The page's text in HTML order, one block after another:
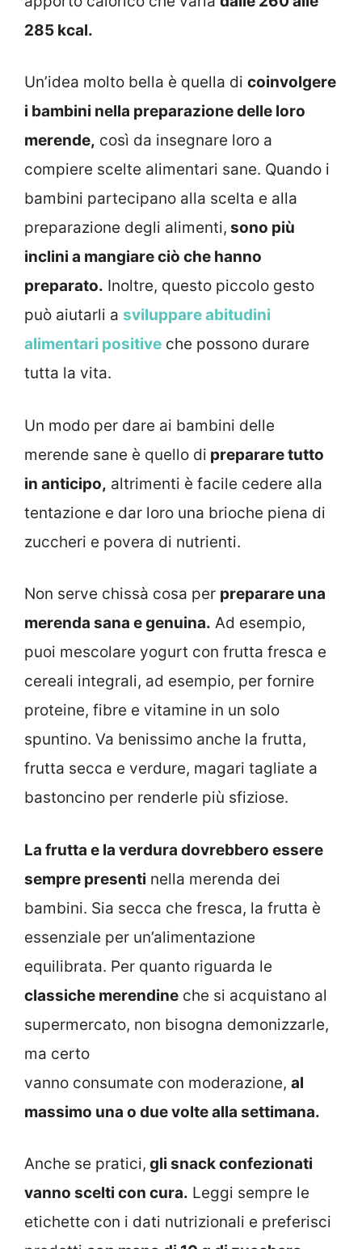
285 kcal.
Un’idea molto bella è quella di coinvolgere
i bambini nella preparazione delle loro
merende, così da insegnare loro a
compiere scelte alimentari sane. Quando i
bambini partecipano alla scelta e alla
preparazione degli alimenti, sono più
inclini a mangiare ciò che hanno
preparato. Inoltre, questo piccolo gesto
può aiutarli a sviluppare abitudini
alimentari positive che possono durare
tutta la vita.
Un modo per dare ai bambini delle
merende sane è quello di preparare tutto
in anticipo, altrimenti è facile cedere alla
tentazione e dar loro una brioche piena di
zuccheri e povera di nutrienti.
Non serve chissà cosa per preparare una
merenda sana e genuina. Ad esempio,
puoi mescolare yogurt con frutta fresca e
cereali integrali, ad esempio, per fornire
proteine, fibre e vitamine in un solo
spuntino. Va benissimo anche la frutta,
frutta secca e verdure, magari tagliate a
bastoncino per renderle più sfiziose.
La frutta e la verdura dovrebbero essere
sempre presenti nella merenda dei
bambini. Sia secca che fresca, la frutta è
essenziale per un’alimentazione
equilibrata. Per quanto riguarda le
classiche merendine che si acquistano al
supermercato, non bisogna demonizzarle,
ma certo
vanno consumate con moderazione, al
massimo una o due volte alla settimana.
Anche se pratici, gli snack confezionati
vanno scelti con cura. Leggi sempre le
etichette con i dati nutrizionali e preferisci